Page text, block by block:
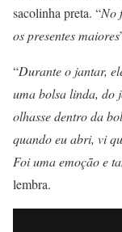
sacolinha preta. “No
os presentes maiores
“Durante o jantar,
uma bolsa linda, do
olhasse dentro da
quando eu abri, vi
Foi uma emoção e
lembra.